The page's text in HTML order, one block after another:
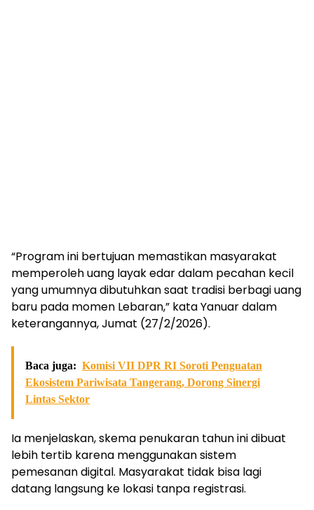
“Program ini bertujuan memastikan masyarakat
memperoleh uang layak edar dalam pecahan kecil
yang umumnya dibutuhkan saat tradisi berbagi uang
baru pada momen Lebaran,” kata Yanuar dalam
keterangannya, Jumat (27/2/2026).
Baca juga: Komisi VII DPR RI Soroti Penguatan
Ekosistem Pariwisata Tangerang, Dorong Sinergi
Lintas Sektor
Ia menjelaskan, skema penukaran tahun ini dibuat
lebih tertib karena menggunakan sistem
pemesanan digital. Masyarakat tidak bisa lagi
datang langsung ke lokasi tanpa registrasi.